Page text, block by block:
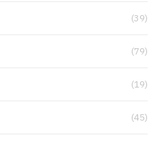
(39)
(79)
(19)
(45)